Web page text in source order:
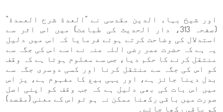
اور شیخ بہاء الدین مقدسی نے "العدة شرح العمدة"
(صفحہ 313، دار الحديث کی طباعت) میں اس اثر سے
استدلال کی وضاحت کرتے ہوئے فرمایا کہ اس میں دلیل
یہ ہے کہ حضرت عمر رضی اللہ عنہ نے اسے اس کی جگہ سے
منتقل کرنے کا حکم دیا، جس سے معلوم ہوتا ہے کہ وقف
کو اس کی جگہ سے منتقل کرنا اور کسی دوسری جگہ سے
بدل دینا جائز ہے، اور یہی بیع کا مفہوم ہے، یز اس
میں اس بات کی بھی دلیل ہے کہ جب وقف کو اپنی اصل
صورت میں باقی رکھنا ممکن نہ ہو تو اس کے معنی (مقصد)
کو باقی رکھا جائے۔